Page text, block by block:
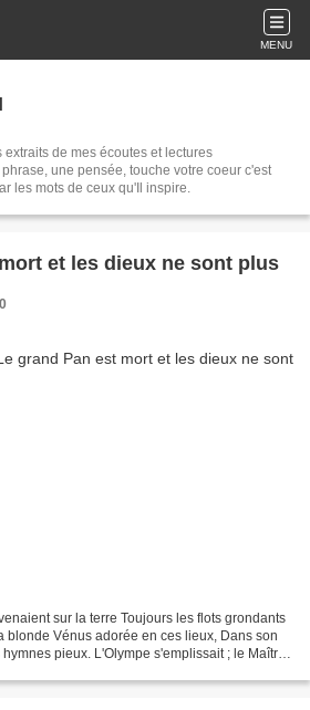
MENU
de mes écoutes et lectures
une pensée, touche votre coeur c'est
les mots de ceux qu'Il inspire.
et les dieux ne sont plus
sur la terre Toujours les flots grondants
blonde Vénus adorée en ces lieux, Dans son
pieux. L'Olympe s'emplissait ; le Maître